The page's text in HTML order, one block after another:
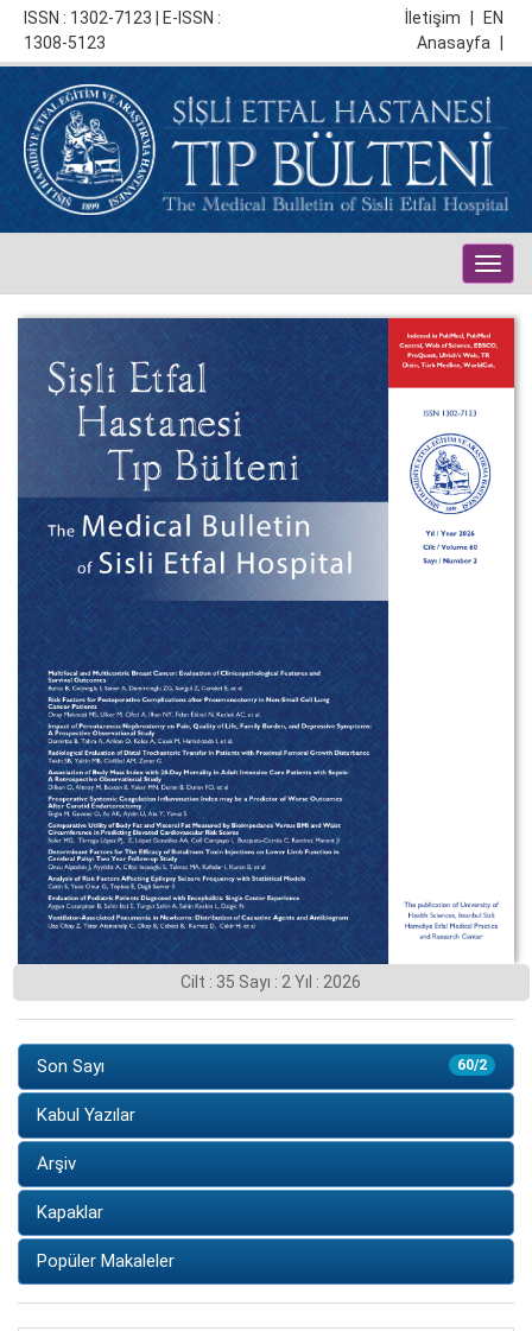
ISSN : 1302-7123 | E-ISSN :
1308-5123
EN
İletişim
Anasayfa
Cilt : 35 Sayı : 2 Yıl : 2026
60/2
Son Sayı
Kabul Yazılar
Arşiv
Kapaklar
Popüler Makaleler